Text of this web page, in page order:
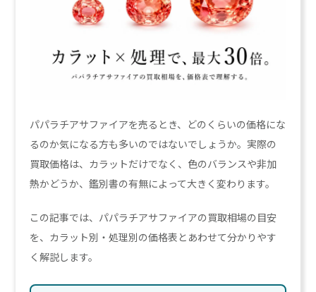
パパラチアサファイアを売るとき、どのくらいの価格にな
るのか気になる方も多いのではないでしょうか。実際の
買取価格は、カラットだけでなく、色のバランスや非加
熱かどうか、鑑別書の有無によって大きく変わります。
この記事では、パパラチアサファイアの買取相場の目安
を、カラット別・処理別の価格表とあわせて分かりやす
く解説します。